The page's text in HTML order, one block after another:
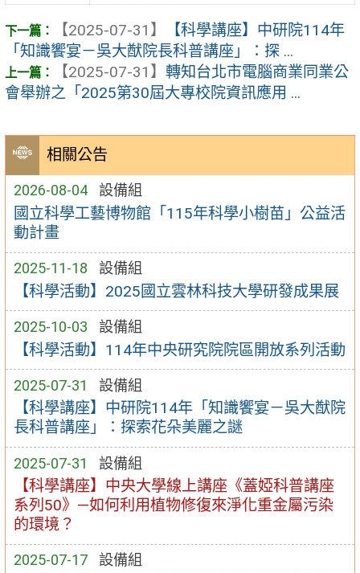
相關公告
2026-08-04 設備組
國立科學工藝博物館「115年科學小樹苗」公益活
動計畫
2025-11-18 設備組
【科學活動】2025國立雲林科技大學研發成果展
2025-10-03 設備組
【科學活動】114年中央研究院院區開放系列活動
2025-07-31 設備組
【科學講座】中研院114年「知識饗宴－吳大猷院
長科普講座」：探索花朵美麗之謎
2025-07-31 設備組
【科學講座】中央大學線上講座《蓋婭科普講座
系列50》—如何利用植物修復來淨化重金屬污染
的環境？
2025-07-17 設備組
【2025-07-31】
【科學講座】中研院114年
「知識饗宴－吳大猷院長科普講座」：探 ...
【2025-07-31】 轉知台北市電腦商業同業公
會舉辦之「2025第30屆大專校院資訊應用 ...